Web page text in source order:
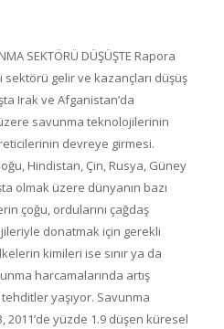
SEKTÖRÜ DÜŞÜŞTE Rapora
gelir ve kazançları düşüş
Irak ve Afganistan’da
savunma teknolojilerinin
devreye girmesi.
Hindistan, Çin, Rusya, Güney
olmak üzere dünyanın bazı
çoğu, ordularını çağdaş
donatmak için gerekli
kimileri ise sınır ya da
harcamalarında artış
yaşıyor. Savunma
2011’de yüzde 1.9 düşen küresel